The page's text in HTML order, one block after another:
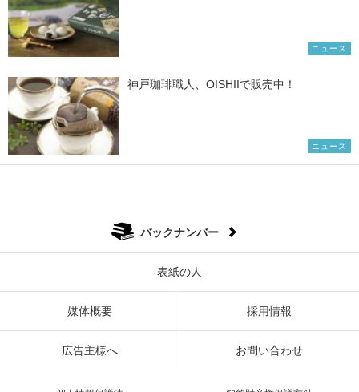
ニュース
神戸珈琲職人、OISHIIで販売中！
ニュース
バックナンバー
表紙の人
媒体概要 採用情報
広告主様へ お問い合わせ